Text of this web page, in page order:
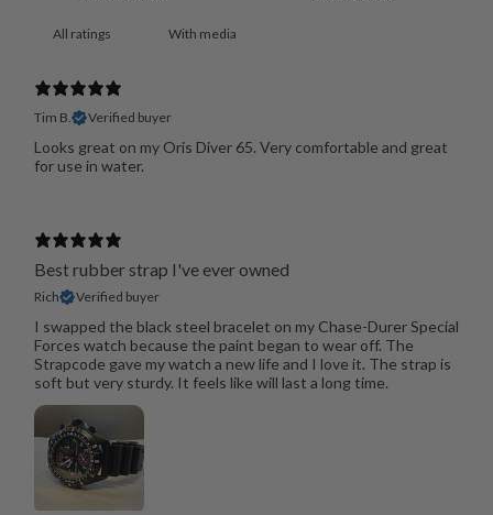
With media
Tim B. Verified buyer
Looks great on my Oris Diver 65. Very comfortable and great
for use in water.
Best rubber strap I've ever owned
Rich Verified buyer
I swapped the black steel bracelet on my Chase-Durer Special
Forces watch because the paint began to wear off. The
Strapcode gave my watch a new life and I love it. The strap is
soft but very sturdy. It feels like will last a long time.